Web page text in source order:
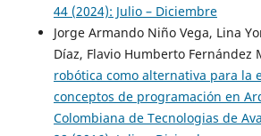
44 (2024): Julio – Diciembre
Jorge Armando Niño Vega, Lina
Díaz, Flavio Humberto Fernández
robótica como alternativa para la
conceptos de programación en
Colombiana de Tecnologias de